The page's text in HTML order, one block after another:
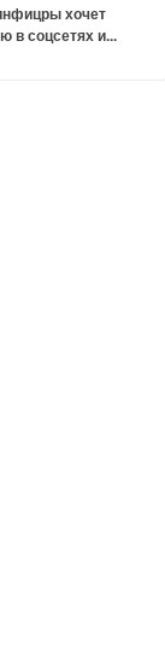
хочет
в соцсетях и...